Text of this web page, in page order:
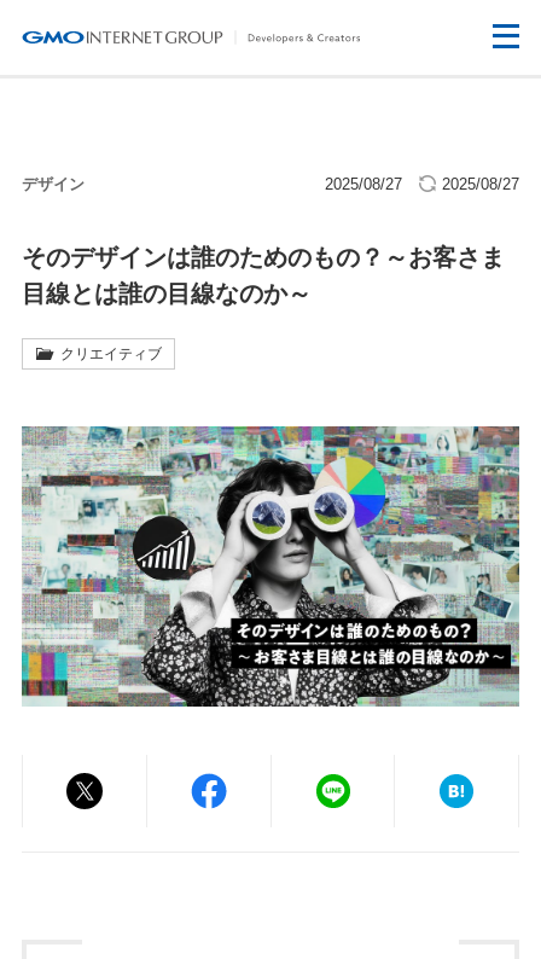
デザイン 2025/08/27 2025/08/27
そのデザインは誰のためのもの？～お客さま
目線とは誰の目線なのか～
クリエイティブ